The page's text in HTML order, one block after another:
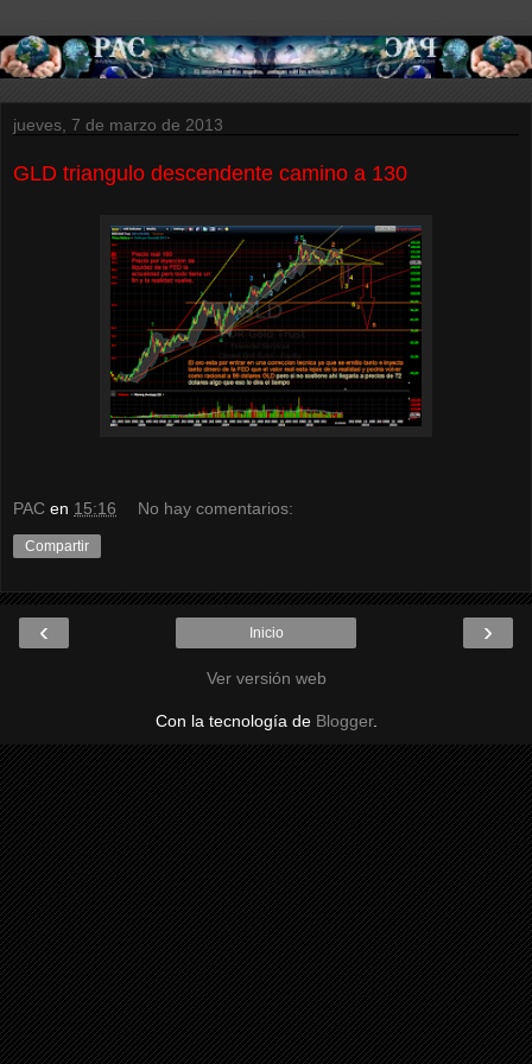
jueves, 7 de marzo de 2013
GLD triangulo descendente camino a 130
PAC en 15:16 No hay comentarios:
Compartir
‹ ›
Inicio
Ver versión web
Con la tecnología de Blogger.